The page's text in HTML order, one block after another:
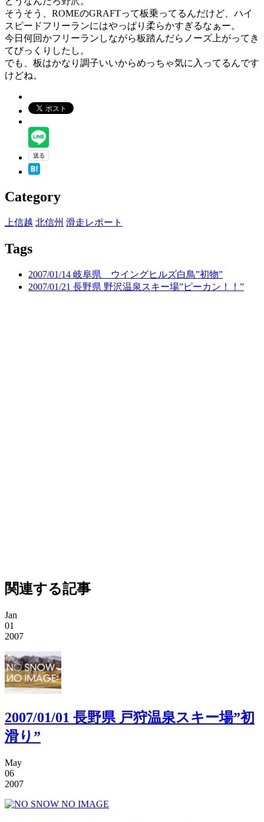
そうそう、ROMEのGRAFTって板乗ってるんだけど、ハイ
スピードフリーランにはやっぱり柔らかすぎるなぁー。
今日何回かフリーランしながら板踏んだらノーズ上がってき
てびっくりしたし。
でも、板はかなり調子いいからめっちゃ気に入ってるんです
けどね。
Category
上信越 北信州 滑走レポート
Tags
2007/01/14 岐阜県 ウイングヒルズ白鳥”初物”
2007/01/21 長野県 野沢温泉スキー場”ピーカン！！”
関連する記事
Jan
01
2007
2007/01/01 長野県 戸狩温泉スキー場”初
滑り”
May
06
2007